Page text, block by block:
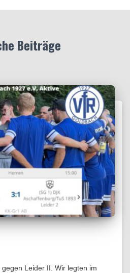
Beiträge
Leider II. Wir legten im